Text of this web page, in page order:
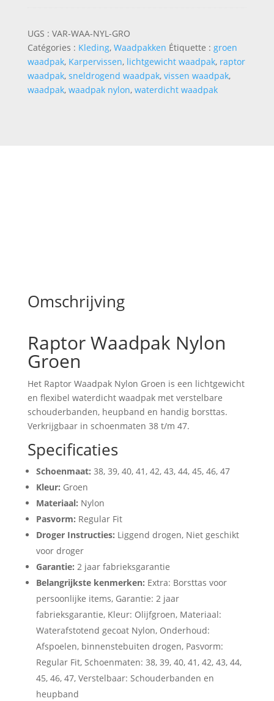
o
n
G
r
e
r
W
a
€10,00.
UGS : VAR-WAA-NYL-GRO
Catégories : Kleding, Waadpakken Étiquette : groen
waadpak, Karpervissen, lichtgewicht waadpak, raptor
waadpak, sneldrogend waadpak, vissen waadpak,
waadpak, waadpak nylon, waterdicht waadpak
Omschrijving
Raptor Waadpak Nylon
Groen
Het Raptor Waadpak Nylon Groen is een lichtgewicht
en flexibel waterdicht waadpak met verstelbare
schouderbanden, heupband en handig borsttas.
Verkrijgbaar in schoenmaten 38 t/m 47.
Specificaties
Schoenmaat: 38, 39, 40, 41, 42, 43, 44, 45, 46, 47
Kleur: Groen
Materiaal: Nylon
Pasvorm: Regular Fit
Droger Instructies: Liggend drogen, Niet geschikt
voor droger
Garantie: 2 jaar fabrieksgarantie
Belangrijkste kenmerken: Extra: Borsttas voor
persoonlijke items, Garantie: 2 jaar
fabrieksgarantie, Kleur: Olijfgroen, Materiaal:
Waterafstotend gecoat Nylon, Onderhoud:
Afspoelen, binnenstebuiten drogen, Pasvorm:
Regular Fit, Schoenmaten: 38, 39, 40, 41, 42, 43, 44,
45, 46, 47, Verstelbaar: Schouderbanden en
heupband